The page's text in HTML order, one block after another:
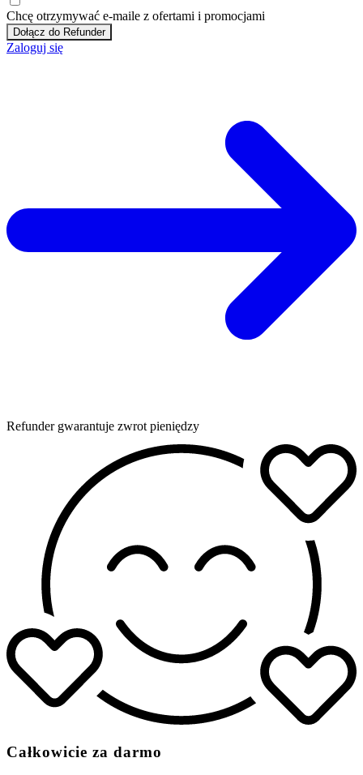
Chcę otrzymywać e-maile z ofertami i promocjami
Dołącz do Refunder
Zaloguj się
Refunder gwarantuje zwrot pieniędzy
Całkowicie za darmo